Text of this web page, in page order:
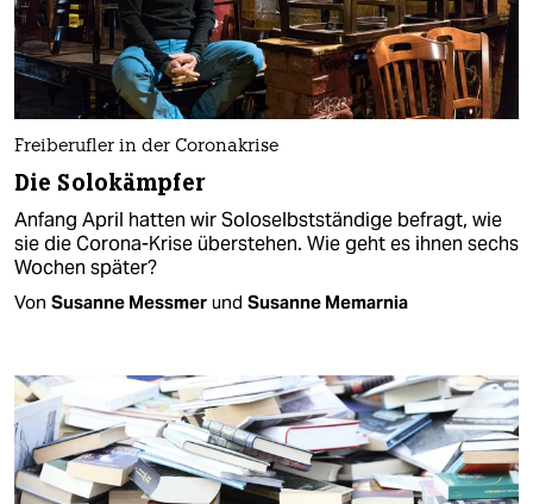
Freiberufler in der Coronakrise
Die Solokämpfer
Anfang April hatten wir Soloselbstständige befragt, wie
sie die Corona-Krise überstehen. Wie geht es ihnen sechs
Wochen später?
Von Susanne Messmer und Susanne Memarnia